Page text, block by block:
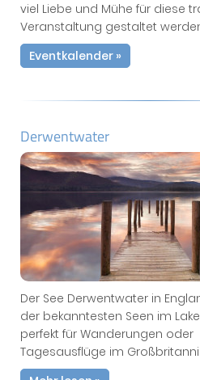
viel Liebe und Mühe für diese
Veranstaltung gestaltet
Eventkalender »
Derwentwater
Der See Derwentwater in
der bekanntesten Seen im
perfekt für Wanderungen oder
Tagesausflüge im